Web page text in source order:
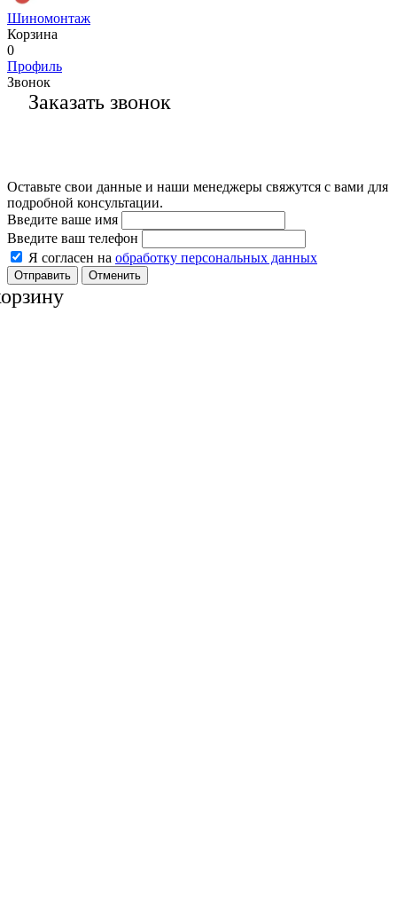
Шиномонтаж
Корзина
0
Профиль
Звонок
Заказать звонок
Оставьте свои данные и наши менеджеры свяжутся с вами для
подробной консультации.
Введите ваше имя
Введите ваш телефон
Я согласен на обработку персональных данных
Отменить